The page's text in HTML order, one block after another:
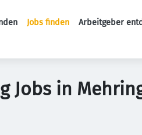
Jobs finden
Arbeitgeber
in